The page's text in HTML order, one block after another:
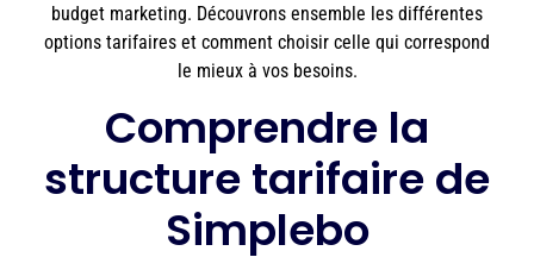
budget marketing. Découvrons ensemble les différentes
options tarifaires et comment choisir celle qui correspond
le mieux à vos besoins.
Comprendre la
structure tarifaire de
Simplebo